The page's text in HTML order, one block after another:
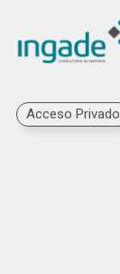
Acceso Privado